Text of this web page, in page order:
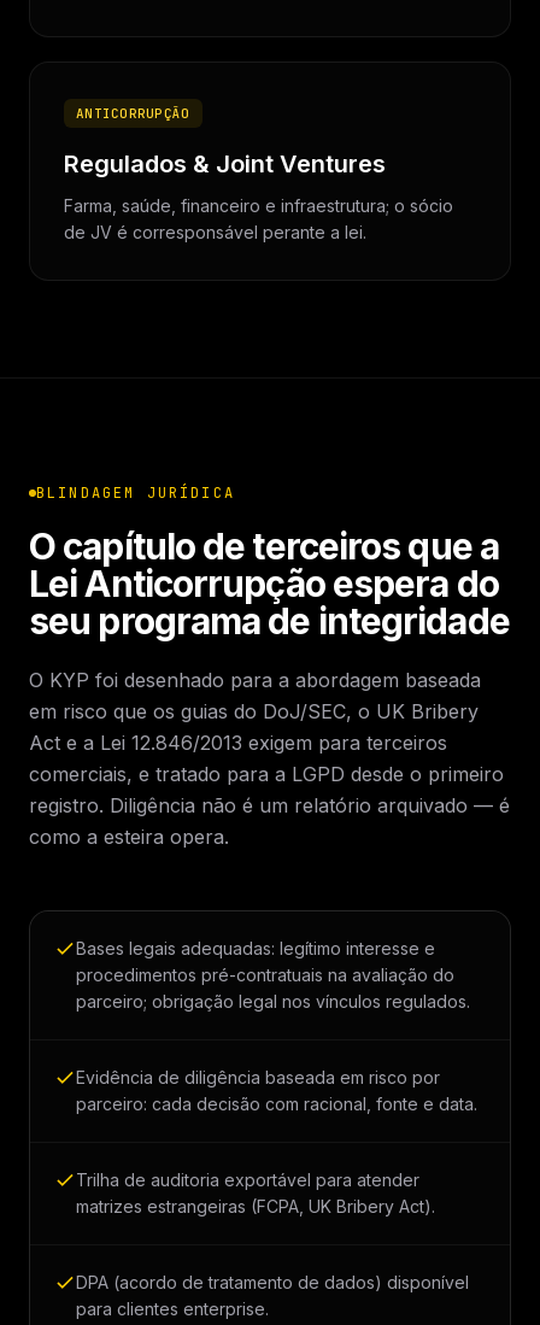
ANTICORRUPÇÃO
Regulados & Joint Ventures
Farma, saúde, financeiro e infraestrutura; o sócio
de JV é corresponsável perante a lei.
BLINDAGEM JURÍDICA
O capítulo de terceiros que a
Lei Anticorrupção espera do
seu programa de integridade
O KYP foi desenhado para a abordagem baseada
em risco que os guias do DoJ/SEC, o UK Bribery
Act e a Lei 12.846/2013 exigem para terceiros
comerciais, e tratado para a LGPD desde o primeiro
registro. Diligência não é um relatório arquivado — é
como a esteira opera.
Bases legais adequadas: legítimo interesse e
procedimentos pré-contratuais na avaliação do
parceiro; obrigação legal nos vínculos regulados.
Evidência de diligência baseada em risco por
parceiro: cada decisão com racional, fonte e data.
Trilha de auditoria exportável para atender
matrizes estrangeiras (FCPA, UK Bribery Act).
DPA (acordo de tratamento de dados) disponível
para clientes enterprise.